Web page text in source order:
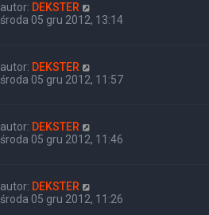
autor: DEKSTER
środa 05 gru 2012, 13:14
autor: DEKSTER
środa 05 gru 2012, 11:57
autor: DEKSTER
środa 05 gru 2012, 11:46
autor: DEKSTER
środa 05 gru 2012, 11:26